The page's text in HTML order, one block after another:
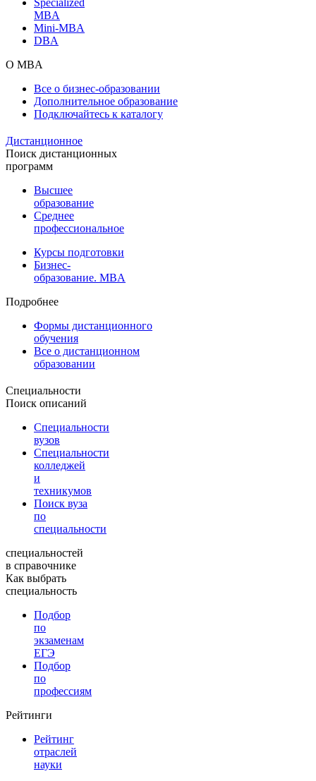
MBA
Mini-MBA
DBA
О MBA
Все о бизнес-образовании
Дополнительное образование
Подключайтесь к каталогу
Дистанционное
Поиск дистанционных
программ
Высшее
образование
Среднее
профессиональное
Курсы подготовки
Бизнес-
образование. MBA
Подробнее
Формы дистанционного
обучения
Все о дистанционном
образовании
Специальности
Поиск описаний
Специальности
вузов
Специальности
колледжей
и
техникумов
Поиск вуза
по
специальности
специальностей
в справочнике
Как выбрать
специальность
Подбор
по
экзаменам
ЕГЭ
Подбор
по
профессиям
Рейтинги
Рейтинг
отраслей
науки